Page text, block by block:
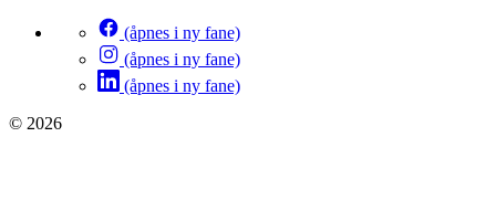
(åpnes i ny fane)
(åpnes i ny fane)
(åpnes i ny fane)
© 2026